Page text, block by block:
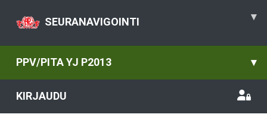
SEURANAVIGOINTI ▾
PPV/PITA YJ P2013 ▾
KIRJAUDU